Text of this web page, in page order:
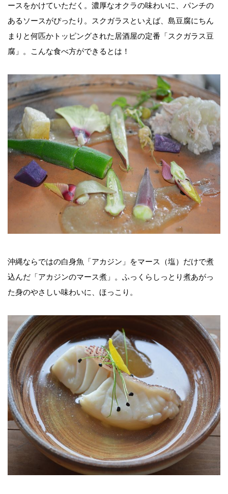
ースをかけていただく。濃厚なオクラの味わいに、パンチの
あるソースがぴったり。スクガラスといえば、島豆腐にちん
まりと何匹かトッピングされた居酒屋の定番「スクガラス豆
腐」。こんな食べ方ができるとは！
沖縄ならではの白身魚「アカジン」をマース（塩）だけで煮
込んだ「アカジンのマース煮」。ふっくらしっとり煮あがっ
た身のやさしい味わいに、ほっこり。